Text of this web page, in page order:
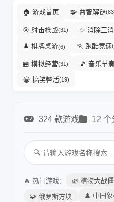
🏠 游戏首页 🧩 益智解谜
🎯 射击枪战(31) ✨ 消除三消
♟️ 棋牌桌游(6) 🏃 跑酷竞速
🏪 模拟经营(31) 🎵 音乐节
😂 搞笑整活(19)
324 款游戏 12 个
🔥 热门游戏： 🌿 植物大战
🧩 俄罗斯方块 ♟️ 中国象